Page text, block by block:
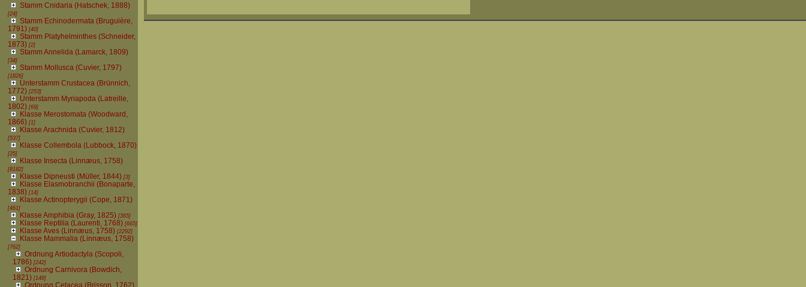
Stamm Cnidaria (Hatschek, 1888)
[24]
Stamm Echinodermata (Bruguière,
1791)[40]
Stamm Platyhelminthes (Schneider,
1873)[2]
Stamm Annelida (Lamarck, 1809)
[34]
Stamm Mollusca (Cuvier, 1797)
[1826]
Unterstamm Crustacea (Brünnich,
1772)[253]
Unterstamm Myriapoda (Latreille,
1802)[69]
Klasse Merostomata (Woodward,
1866)[1]
Klasse Arachnida (Cuvier, 1812)
[537]
Klasse Collembola (Lubbock, 1870)
[25]
Klasse Insecta (Linnæus, 1758)
[8182]
Klasse Dipneusti (Müller, 1844)[3]
Klasse Elasmobranchii (Bonaparte,
1838)[14]
Klasse Actinopterygii (Cope, 1871)
[461]
Klasse Amphibia (Gray, 1825)[365]
Klasse Reptilia (Laurenti, 1768)[665]
Klasse Aves (Linnæus, 1758)[2292]
Klasse Mammalia (Linnæus, 1758)
[762]
Ordnung Artiodactyla (Scopoli,
1786)[242]
Ordnung Carnivora (Bowdich,
1821)[148]
Ordnung Cetacea (Brisson, 1762)